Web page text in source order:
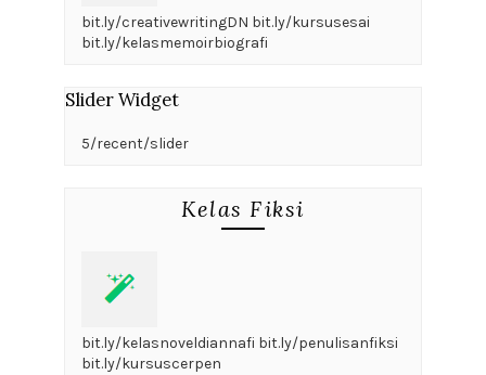
bit.ly/creativewritingDN bit.ly/kursusesai
bit.ly/kelasmemoirbiografi
Slider Widget
5/recent/slider
Kelas Fiksi
bit.ly/kelasnoveldiannafi bit.ly/penulisanfiksi
bit.ly/kursuscerpen